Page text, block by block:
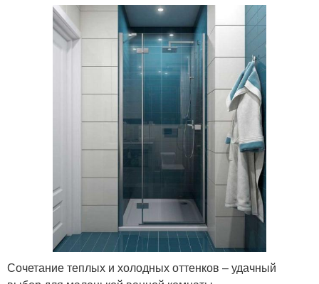
Сочетание теплых и холодных оттенков – удачный